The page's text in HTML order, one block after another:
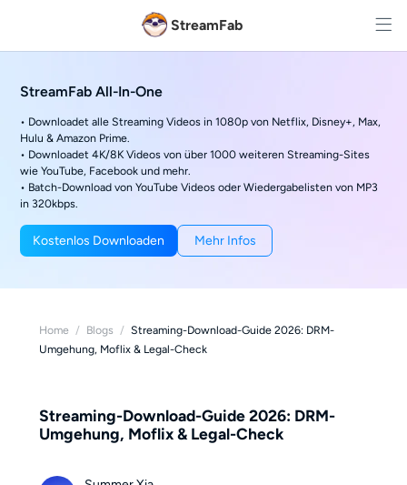
StreamFab
StreamFab All-In-One
• Downloadet alle Streaming Videos in 1080p von Netflix, Disney+, Max,
Hulu & Amazon Prime.
• Downloadet 4K/8K Videos von über 1000 weiteren Streaming-Sites
wie YouTube, Facebook und mehr.
• Batch-Download von YouTube Videos oder Wiedergabelisten von MP3
in 320kbps.
Kostenlos Downloaden Mehr Infos
Home / Blogs / Streaming-Download-Guide 2026: DRM-
Umgehung, Moflix & Legal-Check
Streaming-Download-Guide 2026: DRM-
Umgehung, Moflix & Legal-Check